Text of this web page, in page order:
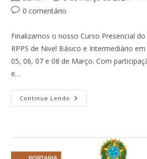
do
publicado:
Comentários
post:
0 comentário
Finalizamos o nosso Curso Presencial
RPPS de Nivel Básico e Intermediário
05, 06, 07 e 08 de Março. Com
e…
Continue Lendo Curso
Porangatu